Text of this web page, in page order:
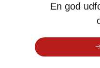
En god